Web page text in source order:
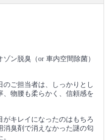
ン脱臭（or 車内空間除菌）
ご担当者は、しっかりとし
、物腰も柔らかく、信頼感を
キレイになったのはもちろ
消臭剤で消えなかった謎の匂